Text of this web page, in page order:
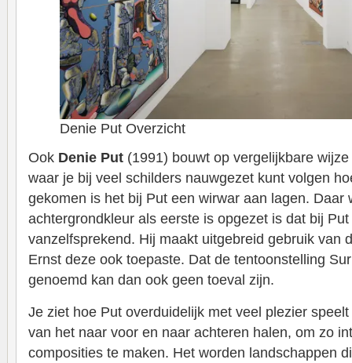
Denie Put Overzicht
Ook Denie Put (1991) bouwt op vergelijkbare
waar je bij veel schilders nauwgezet kunt volgen
gekomen is het bij Put een wirwar aan lagen. Daar
achtergrondkleur als eerste is opgezet is dat bij
vanzelfsprekend. Hij maakt uitgebreid gebruik van
Ernst deze ook toepaste. Dat de tentoonstelling
genoemd kan dan ook geen toeval zijn.
Je ziet hoe Put overduidelijk met veel plezier
van het naar voor en naar achteren halen, om zo
composities te maken. Het worden landschappen